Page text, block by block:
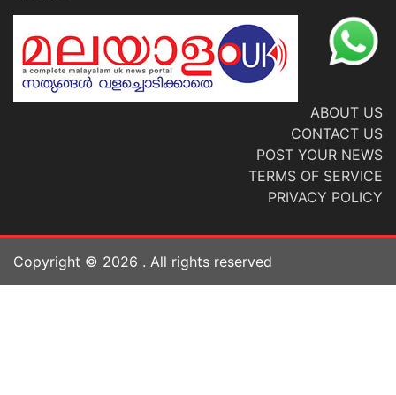
ABOUT US
CONTACT US
POST YOUR NEWS
TERMS OF SERVICE
PRIVACY POLICY
Copyright © 2026 . All rights reserved